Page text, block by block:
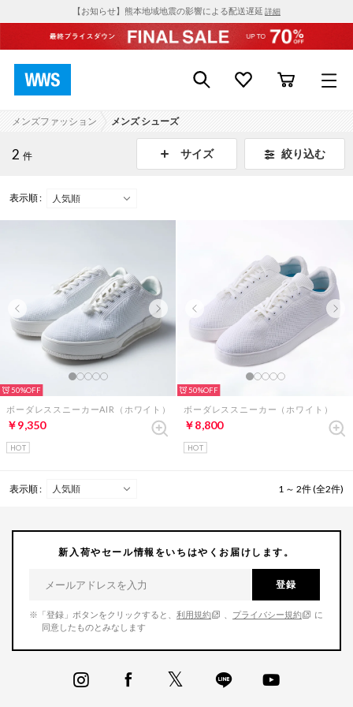
【お知らせ】熊本地域地震の影響による配送遅延 詳細
メンズファッション メンズ シューズ
2 件 サイズ 絞り込む
表示順 :
50%
ボーダレススニーカーAIR（ホワイト）
￥9,350
HOT
50%
ボーダレススニーカー（ホワイト）
￥8,800
HOT
表示順 : 1 ～ 2件 (全2件)
新入荷やセール情報をいちはやくお届けします。
登録
※「登録」ボタンをクリックすると、 利用規約 プライバシー規約
に
同意したものとみなします